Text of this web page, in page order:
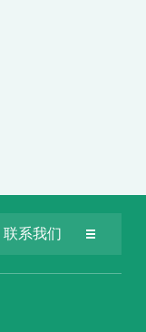
联系我们